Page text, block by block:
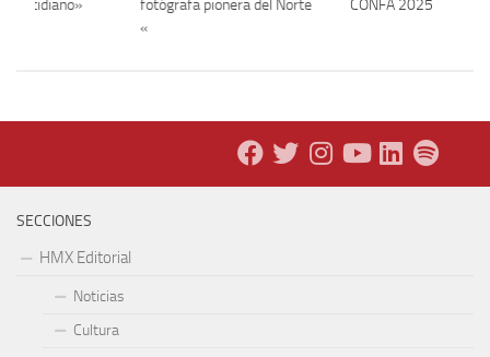
fotógrafa pionera del Norte
«
CONFA 2025
cotidiano»
SECCIONES
HMX Editorial
Noticias
Cultura